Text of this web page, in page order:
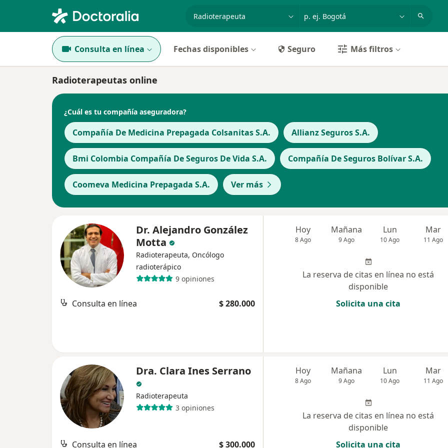
p. ej. Bogotá
Consulta en línea Fechas disponibles Seguro Más filtros
Radioterapeutas online
¿Cuál es tu compañía aseguradora?
Compañía De Medicina Prepagada Colsanitas S.A. Allianz Seguros S.A.
Bmi Colombia Compañía De Seguros De Vida S.A. Compañía De Seguros Bolívar S.A.
Coomeva Medicina Prepagada S.A. Ver más
Dr. Alejandro González
Motta
Radioterapeuta, Oncólogo
radioterápico
9 opiniones
Consulta en línea $ 280.000
Hoy
8 Ago
Mañana
9 Ago
Lun
10 Ago
Mar
11 Ago
La reserva de citas en línea no está
disponible
Solicita una cita
Dra. Clara Ines Serrano
Radioterapeuta
3 opiniones
Consulta en línea $ 300.000
Hoy
8 Ago
Mañana
9 Ago
Lun
10 Ago
Mar
11 Ago
La reserva de citas en línea no está
disponible
Solicita una cita